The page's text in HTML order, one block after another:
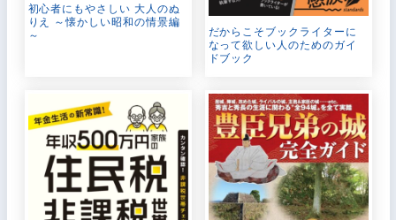
初心者にもやさしい 大人のぬ
りえ ～懐かしい昭和の情景編
～
だからこそブックライターに
なって欲しい人のためのガイ
ドブック